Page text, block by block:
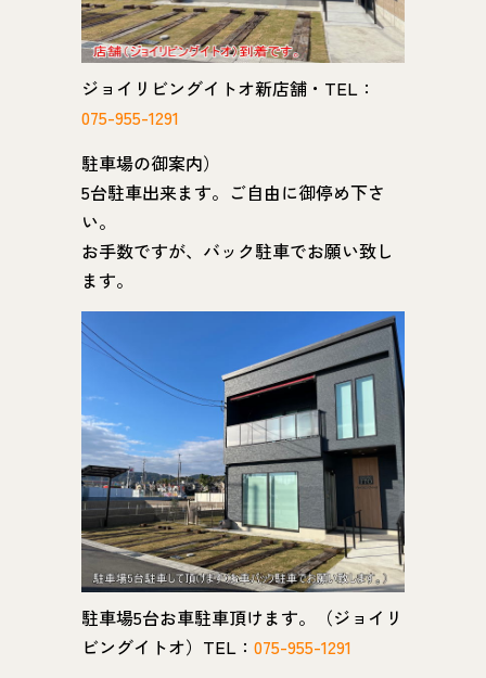
ジョイリビングイトオ新店舗・TEL：
075-955-1291
駐車場の御案内）
5台駐車出来ます。ご自由に御停め下さ
い。
お手数ですが、バック駐車でお願い致し
ます。
駐車場5台お車駐車頂けます。（ジョイリ
ビングイトオ）TEL： 075-955-1291